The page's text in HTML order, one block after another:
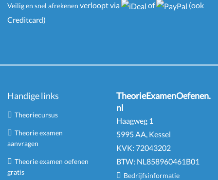
Veilig en snel afrekenen verloopt via of
(ook
Creditcard)
Handige links
Theoriecursus
Theorie examen
aanvragen
Theorie examen oefenen
gratis
TheorieExamenOefenen.
nl
Haagweg 1
5995 AA, Kessel
KVK: 72043202
BTW: NL858960461B01
Bedrijfsinformatie